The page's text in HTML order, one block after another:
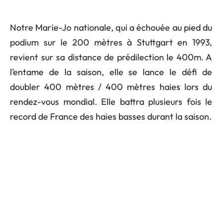
Notre Marie-Jo nationale, qui a échouée au pied du
podium sur le 200 mètres à Stuttgart en 1993,
revient sur sa distance de prédilection le 400m. A
l’entame de la saison, elle se lance le défi de
doubler 400 mètres / 400 mètres haies lors du
rendez-vous mondial. Elle battra plusieurs fois le
record de France des haies basses durant la saison.